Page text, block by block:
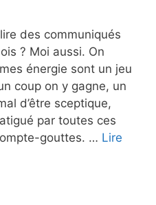
des communiqués
? Moi aussi. On
énergie sont un jeu
coup on y gagne, un
d’être sceptique,
par toutes ces
gouttes. … Lire